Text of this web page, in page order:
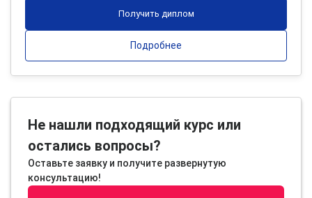
Получить диплом
Подробнее
Не нашли подходящий курс или
остались вопросы?
Оставьте заявку и получите развернутую
консультацию!